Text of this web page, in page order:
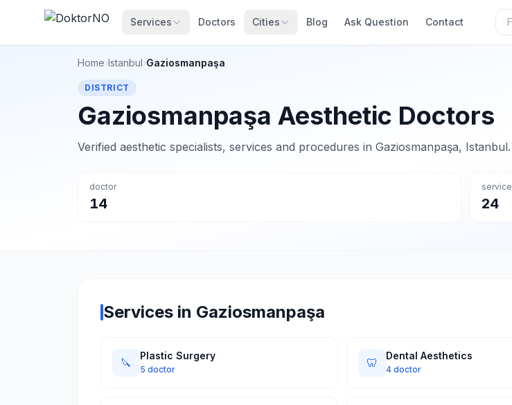
Services Doctors Cities Blog Ask Question Contact
Home›Istanbul›Gaziosmanpaşa
DISTRICT
Gaziosmanpaşa Aesthetic Doctors
Verified aesthetic specialists, services and procedures in Gaziosmanpaşa, Istanbul.
doctor
14
service
24
Services in Gaziosmanpaşa
🔪
Plastic Surgery
5 doctor 🦷
Dental Aesthetics
4 doctor